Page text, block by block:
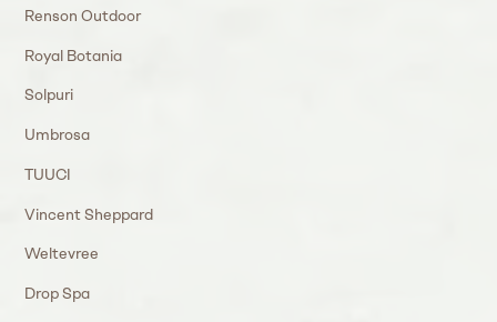
Renson Outdoor
Royal Botania
Solpuri
Umbrosa
TUUCI
Vincent Sheppard
Weltevree
Drop Spa